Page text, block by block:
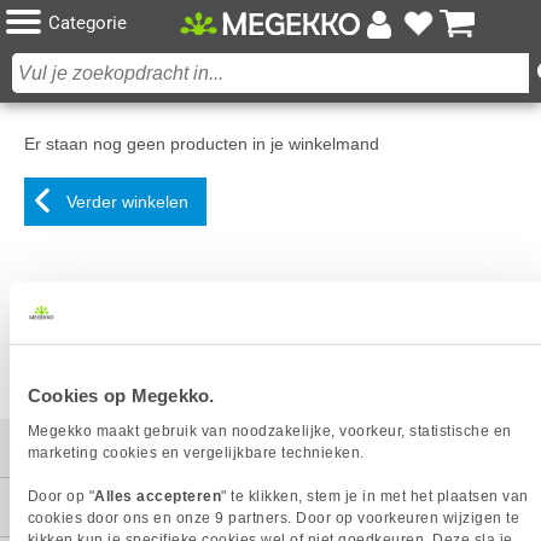
Cookies op Megekko.
Megekko maakt gebruik van noodzakelijke, voorkeur, statistische en
marketing cookies en vergelijkbare technieken.
Door op "Alles accepteren" te klikken, stem je in met het plaatsen van
cookies door ons en onze 9 partners. Door op voorkeuren wijzigen te
Categorie
Er staan nog geen producten in je winkelmand
Verder winkelen
Mijn gegevens
Service